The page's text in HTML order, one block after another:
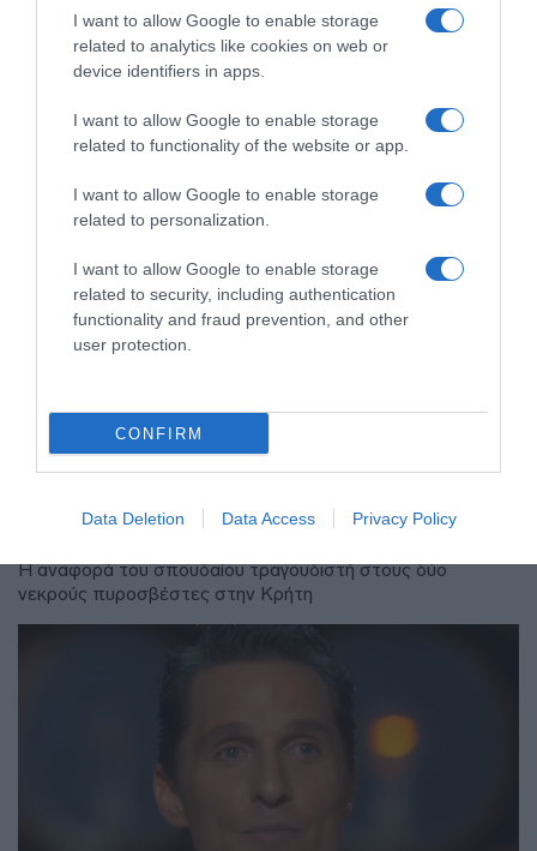
I want to allow Google to enable storage
related to analytics like cookies on web or
device identifiers in apps.
I want to allow Google to enable storage
related to functionality of the website or app.
I want to allow Google to enable storage
related to personalization.
I want to allow Google to enable storage
related to security, including authentication
functionality and fraud prevention, and other
user protection.
CONFIRM
Data Deletion Data Access Privacy Policy
LIFESTYLE
να σβήσουν τα καπνογόνα σε
συναυλία στο Ηράκλειο – “Δύο
(βίντεο)
Η αναφορά του σπουδαίου τραγουδιστή στους δύο
νεκρούς πυροσβέστες στην Κρήτη